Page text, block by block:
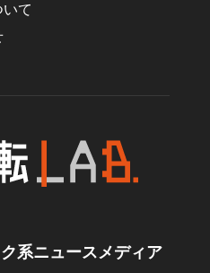
て
系ニュースメディア